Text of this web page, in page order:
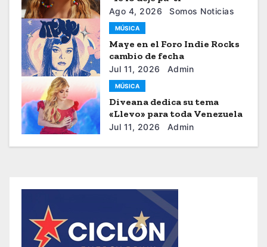
Ago 4, 2026 Somos Noticias
MÚSICA
Maye en el Foro Indie Rocks
cambio de fecha
Jul 11, 2026 Admin
MÚSICA
Diveana dedica su tema
«Llevo» para toda Venezuela
Jul 11, 2026 Admin